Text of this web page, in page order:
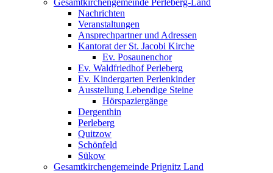
Gesamtkirchengemeinde Perleberg-Land
Nachrichten
Veranstaltungen
Ansprechpartner und Adressen
Kantorat der St. Jacobi Kirche
Ev. Posaunenchor
Ev. Waldfriedhof Perleberg
Ev. Kindergarten Perlenkinder
Ausstellung Lebendige Steine
Hörspaziergänge
Dergenthin
Perleberg
Quitzow
Schönfeld
Sükow
Gesamtkirchengemeinde Prignitz Land